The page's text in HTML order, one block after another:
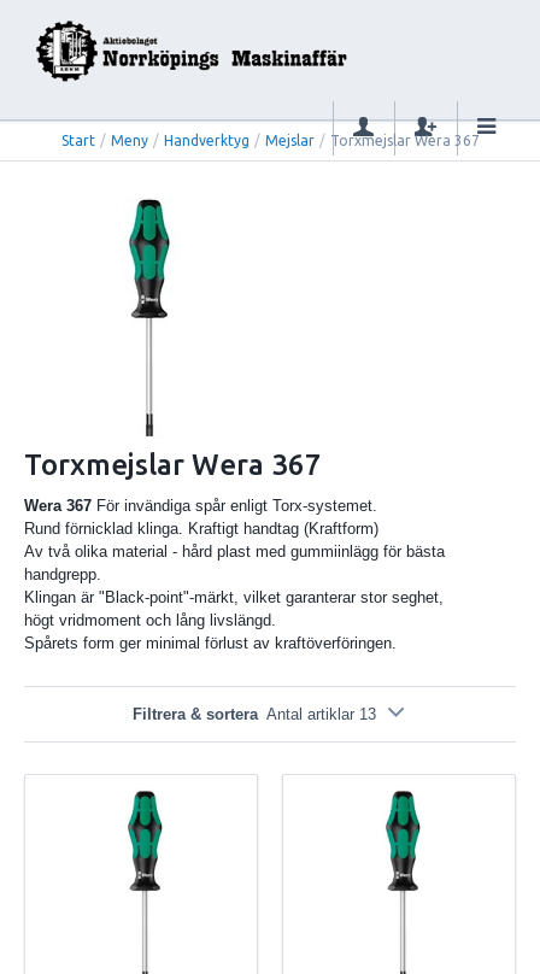
Start / Meny / Handverktyg / Mejslar / Torxmejslar Wera 367
Torxmejslar Wera 367
Wera 367 För invändiga spår enligt Torx-systemet.
Rund förnicklad klinga. Kraftigt handtag (Kraftform)
Av två olika material - hård plast med gummiinlägg för bästa
handgrepp.
Klingan är "Black-point"-märkt, vilket garanterar stor seghet,
högt vridmoment och lång livslängd.
Spårets form ger minimal förlust av kraftöverföringen.
Filtrera & sortera Antal artiklar 13